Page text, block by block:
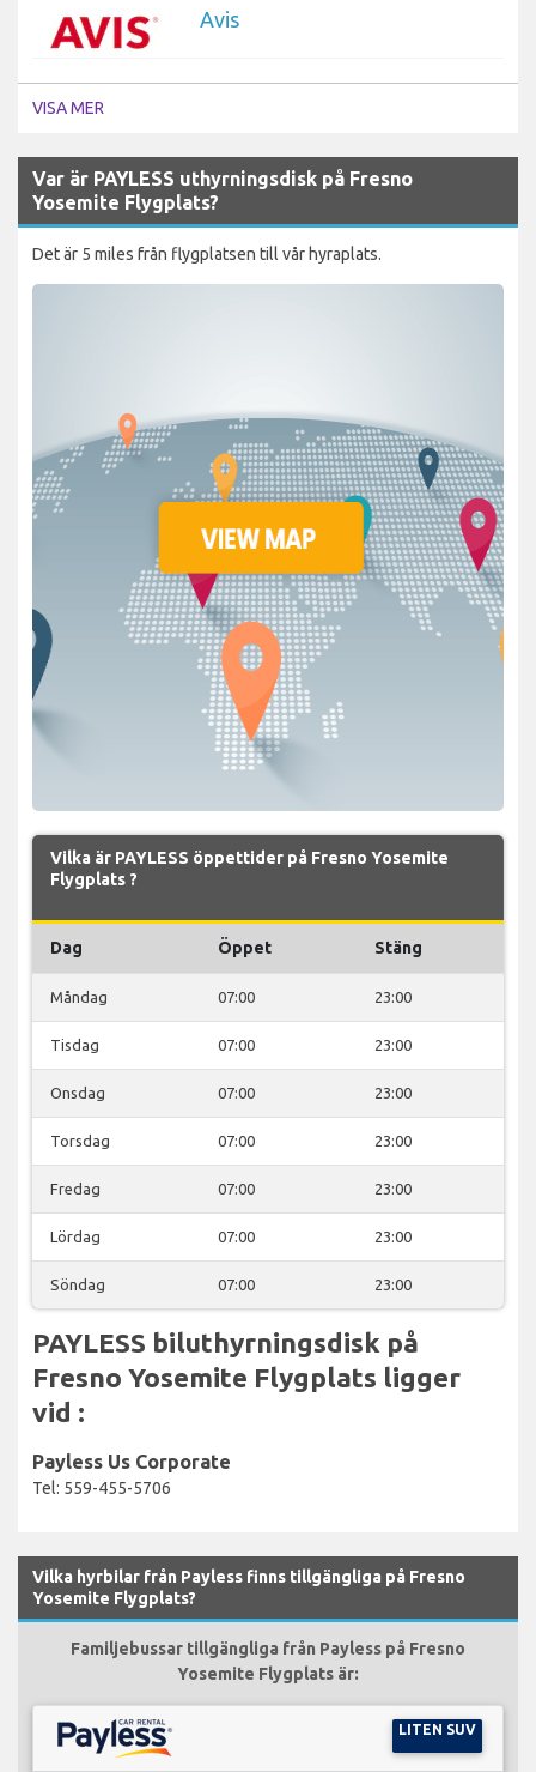
Avis
VISA MER
Var är PAYLESS uthyrningsdisk på Fresno
Yosemite Flygplats?
Det är 5 miles från flygplatsen till vår hyraplats.
Vilka är PAYLESS öppettider på Fresno Yosemite
Flygplats ?
Dag Öppet Stäng
Måndag 07:00 23:00
Tisdag 07:00 23:00
Onsdag 07:00 23:00
Torsdag 07:00 23:00
Fredag 07:00 23:00
Lördag 07:00 23:00
Söndag 07:00 23:00
PAYLESS biluthyrningsdisk på
Fresno Yosemite Flygplats ligger
vid :
Payless Us Corporate
Tel: 559-455-5706
Vilka hyrbilar från Payless finns tillgängliga på Fresno
Yosemite Flygplats?
Familjebussar tillgängliga från Payless på Fresno
Yosemite Flygplats är:
LITEN SUV